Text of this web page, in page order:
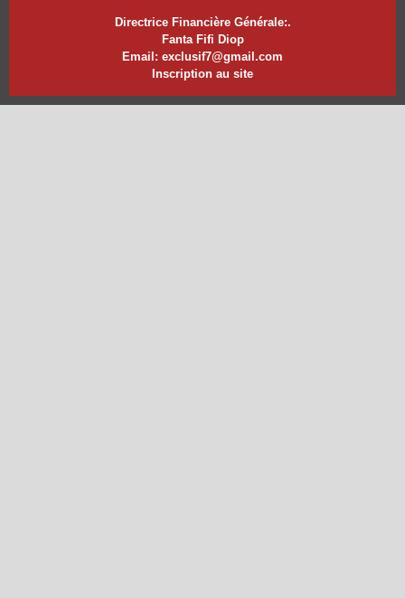
Directrice Financière Générale:.
Fanta Fifi Diop
Email: exclusif7@gmail.com
Inscription au site